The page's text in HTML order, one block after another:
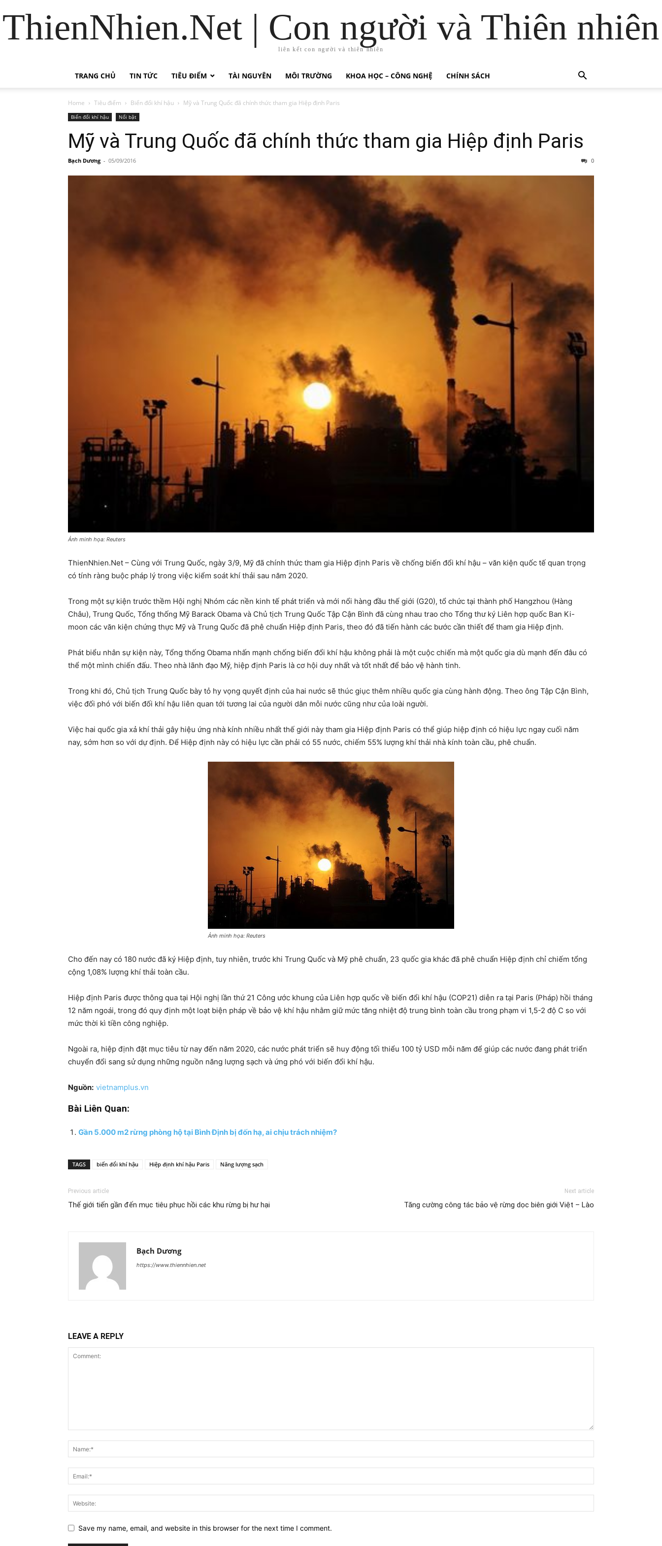
ThienNhien.Net | Con người và Thiên nhiên
liên kết con người và thiên nhiên
TRANG CHỦ TIN TỨC TIÊU ĐIỂM TÀI NGUYÊN MÔI TRƯỜNG KHOA HỌC – CÔNG NGHỆ CHÍNH SÁCH
Home Tiêu điểm Biến đổi khí hậu Mỹ và Trung Quốc đã chính thức tham gia Hiệp định Paris
Biến đổi khí hậu Nổi bật
Mỹ và Trung Quốc đã chính thức tham gia Hiệp định Paris
Bạch Dương - 05/09/2016 0
Ảnh minh họa: Reuters
ThienNhien.Net – Cùng với Trung Quốc, ngày 3/9, Mỹ đã chính thức tham gia Hiệp định Paris về chống biến đổi khí hậu – văn kiện quốc tế quan trọng
có tính ràng buộc pháp lý trong việc kiểm soát khí thải sau năm 2020.
Trong một sự kiện trước thềm Hội nghị Nhóm các nền kinh tế phát triển và mới nổi hàng đầu thế giới (G20), tổ chức tại thành phố Hangzhou (Hàng
Châu), Trung Quốc, Tổng thống Mỹ Barack Obama và Chủ tịch Trung Quốc Tập Cận Bình đã cùng nhau trao cho Tổng thư ký Liên hợp quốc Ban Ki-
moon các văn kiện chứng thực Mỹ và Trung Quốc đã phê chuẩn Hiệp định Paris, theo đó đã tiến hành các bước cần thiết để tham gia Hiệp định.
Phát biểu nhân sự kiện này, Tổng thống Obama nhấn mạnh chống biến đổi khí hậu không phải là một cuộc chiến mà một quốc gia dù mạnh đến đâu có
thể một mình chiến đấu. Theo nhà lãnh đạo Mỹ, hiệp định Paris là cơ hội duy nhất và tốt nhất để bảo vệ hành tinh.
Trong khi đó, Chủ tịch Trung Quốc bày tỏ hy vọng quyết định của hai nước sẽ thúc giục thêm nhiều quốc gia cùng hành động. Theo ông Tập Cận Bình,
việc đối phó với biến đối khí hậu liên quan tới tương lai của người dân mỗi nước cũng như của loài người.
Việc hai quốc gia xả khí thải gây hiệu ứng nhà kính nhiều nhất thế giới này tham gia Hiệp định Paris có thể giúp hiệp định có hiệu lực ngay cuối năm
nay, sớm hơn so với dự định. Để Hiệp định này có hiệu lực cần phải có 55 nước, chiếm 55% lượng khí thải nhà kính toàn cầu, phê chuẩn.
Ảnh minh họa: Reuters
Cho đến nay có 180 nước đã ký Hiệp định, tuy nhiên, trước khi Trung Quốc và Mỹ phê chuẩn, 23 quốc gia khác đã phê chuẩn Hiệp định chỉ chiếm tổng
cộng 1,08% lượng khí thải toàn cầu.
Hiệp định Paris được thông qua tại Hội nghị lần thứ 21 Công ước khung của Liên hợp quốc về biến đổi khí hậu (COP21) diễn ra tại Paris (Pháp) hồi tháng
12 năm ngoái, trong đó quy định một loạt biện pháp về bảo vệ khí hậu nhằm giữ mức tăng nhiệt độ trung bình toàn cầu trong phạm vi 1,5-2 độ C so với
mức thời kì tiền công nghiệp.
Ngoài ra, hiệp định đặt mục tiêu từ nay đến năm 2020, các nước phát triển sẽ huy động tối thiểu 100 tỷ USD mỗi năm để giúp các nước đang phát triển
chuyển đổi sang sử dụng những nguồn năng lượng sạch và ứng phó với biến đổi khí hậu.
Nguồn: vietnamplus.vn
Bài Liên Quan:
Gần 5.000 m2 rừng phòng hộ tại Bình Định bị đốn hạ, ai chịu trách nhiệm?
TAGS biến đổi khí hậu Hiệp định khí hậu Paris Năng lượng sạch
Previous article
Thế giới tiến gần đến mục tiêu phục hồi các khu rừng bị hư hại
Next article
Tăng cường công tác bảo vệ rừng dọc biên giới Việt – Lào
Bạch Dương
https://www.thiennhien.net
LEAVE A REPLY
Save my name, email, and website in this browser for the next time I comment.